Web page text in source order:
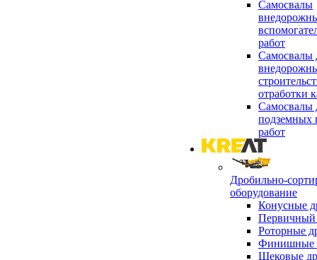
Самосвалы
работ
Самосвалы
отработки
Самосвалы
подземных
работ
Дробильно-
оборудование
Конусные
Первичный
Роторные
Финишные
Щековые